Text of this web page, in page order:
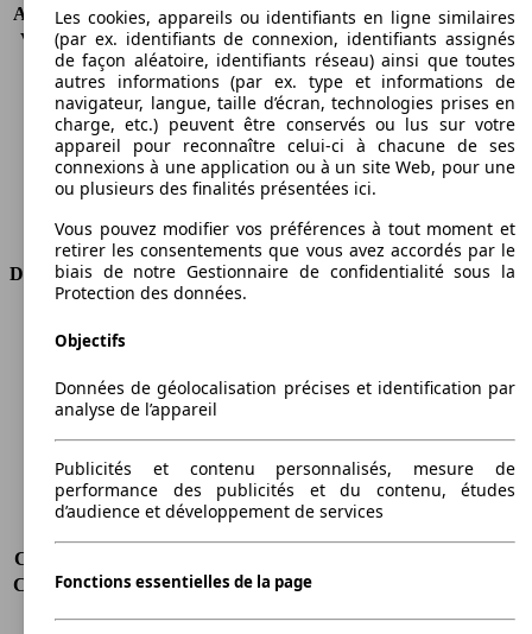
Accélération (0-100 km/h) -
Vitesse maximale (km/h) 164 km/h
Nombre de vitesses
6
Couple
290 nm
Cylindrée
1598 ccm
Carburant
Diesel
Cylindres
4
Transmission
Boîte manuelle
Type de traction
Traction avant
Dimensions
Largeur
Empattement
Portes
4
Sièges
2
Capacité de remorquage (sans freins)
Capacité de remorquage (avec freins)
Les cookies, appareils ou identifiants en ligne similaires
(par ex. identifiants de connexion, identifiants assignés
de façon aléatoire, identifiants réseau) ainsi que toutes
autres informations (par ex. type et informations de
navigateur, langue, taille d’écran, technologies prises en
charge, etc.) peuvent être conservés ou lus sur votre
appareil pour reconnaître celui-ci à chacune de ses
connexions à une application ou à un site Web, pour une
ou plusieurs des finalités présentées ici.
Vous pouvez modifier vos préférences à tout moment et
retirer les consentements que vous avez accordés par le
biais de notre Gestionnaire de confidentialité sous la
Protection des données.
Objectifs
Données de géolocalisation précises et identification par
analyse de l’appareil
Publicités et contenu personnalisés, mesure de
performance des publicités et du contenu, études
d’audience et développement de services
Fonctions essentielles de la page